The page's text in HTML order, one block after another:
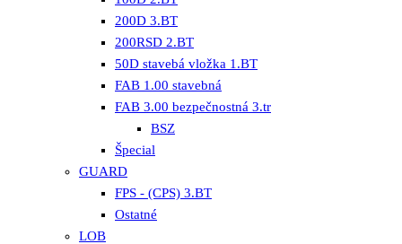
200D 3.BT
200RSD 2.BT
50D stavebá vložka 1.BT
FAB 1.00 stavebná
FAB 3.00 bezpečnostná 3.tr
BSZ
Špecial
GUARD
FPS - (CPS) 3.BT
Ostatné
LOB